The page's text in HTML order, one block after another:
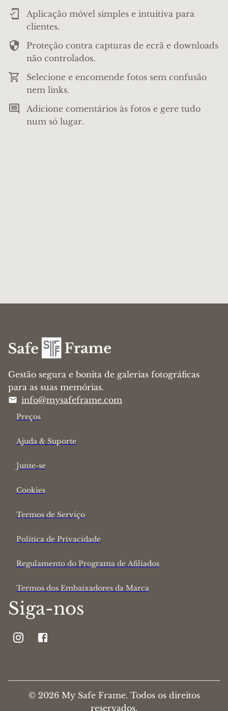
Aplicação móvel simples e intuitiva para
clientes.
Proteção contra capturas de ecrã e downloads
não controlados.
Selecione e encomende fotos sem confusão
nem links.
Adicione comentários às fotos e gere tudo
num só lugar.
Gestão segura e bonita de galerias fotográficas
para as suas memórias.
info@mysafeframe.com
Preços
Ajuda & Suporte
Junte-se
Cookies
Termos de Serviço
Política de Privacidade
Regulamento do Programa de Afiliados
Termos dos Embaixadores da Marca
Siga-nos
© 2026 My Safe Frame. Todos os direitos
reservados.